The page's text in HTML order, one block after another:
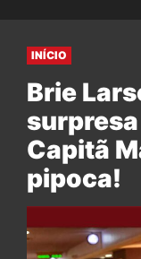
INÍCIO
Brie
Capitã
pipoca!